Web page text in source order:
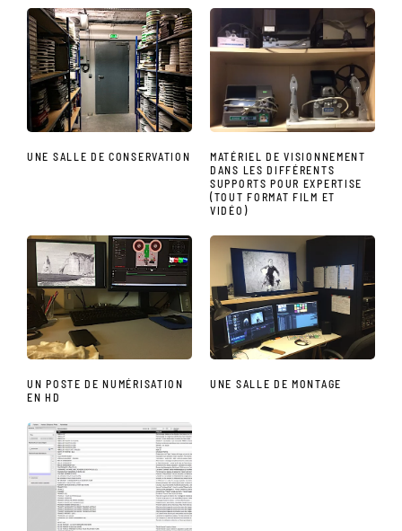
UNE SALLE DE CONSERVATION
MATÉRIEL DE VISIONNEMENT
DANS LES DIFFÉRENTS
SUPPORTS POUR EXPERTISE
(TOUT FORMAT FILM ET
VIDÉO)
UN POSTE DE NUMÉRISATION
EN HD
UNE SALLE DE MONTAGE